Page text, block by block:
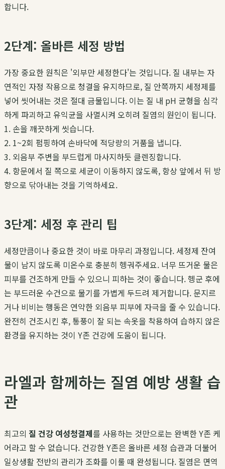
합니다.
2단계: 올바른 세정 방법
가장 중요한 원칙은 '외부만 세정한다'는 것입니다. 질 내부는 자
연적인 자정 작용으로 청결을 유지하므로, 질 안쪽까지 세정제를
넣어 씻어내는 것은 절대 금물입니다. 이는 질 내 pH 균형을 심각
하게 파괴하고 유익균을 사멸시켜 오히려 질염의 원인이 됩니다.
1. 손을 깨끗하게 씻습니다.
2. 1~2회 펌핑하여 손바닥에 적당량의 거품을 냅니다.
3. 외음부 주변을 부드럽게 마사지하듯 클렌징합니다.
4. 항문에서 질 쪽으로 세균이 이동하지 않도록, 항상 앞에서 뒤 방
향으로 닦아내는 것을 기억하세요.
3단계: 세정 후 관리 팁
세정만큼이나 중요한 것이 바로 마무리 과정입니다. 세정제 잔여
물이 남지 않도록 미온수로 충분히 헹궈주세요. 너무 뜨거운 물은
피부를 건조하게 만들 수 있으니 피하는 것이 좋습니다. 헹군 후에
는 부드러운 수건으로 물기를 가볍게 두드려 제거합니다. 문지르
거나 비비는 행동은 연약한 외음부 피부에 자극을 줄 수 있습니다.
완전히 건조시킨 후, 통풍이 잘 되는 속옷을 착용하여 습하지 않은
환경을 유지하는 것이 Y존 건강에 도움이 됩니다.
라엘과 함께하는 질염 예방 생활 습
관
최고의 질 건강 여성청결제를 사용하는 것만으로는 완벽한 Y존 케
어라고 할 수 없습니다. 건강한 Y존은 올바른 세정 습관과 더불어
일상생활 전반의 관리가 조화를 이룰 때 완성됩니다. 질염은 면역